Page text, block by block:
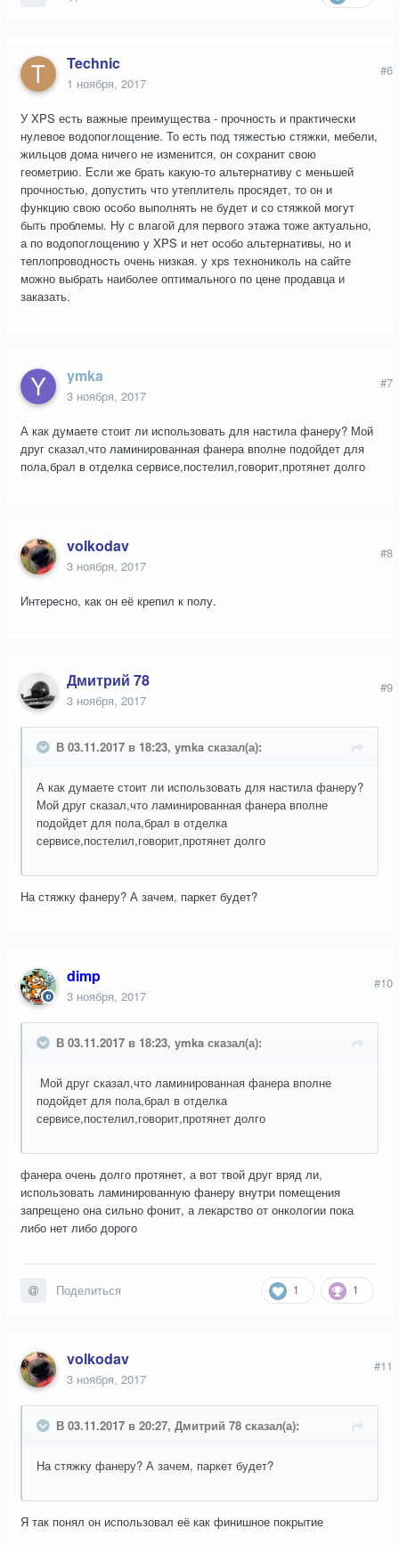
Technic
1 ноября, 2017
#6
У XPS есть важные преимущества - прочность и практически
нулевое водопоглощение. То есть под тяжестью стяжки, мебели,
жильцов дома ничего не изменится, он сохранит свою
геометрию. Если же брать какую-то альтернативу с меньшей
прочностью, допустить что утеплитель просядет, то он и
функцию свою особо выполнять не будет и со стяжкой могут
быть проблемы. Ну с влагой для первого этажа тоже актуально,
а по водопоглощению у XPS и нет особо альтернативы, но и
теплопроводность очень низкая. у xps технониколь на сайте
можно выбрать наиболее оптимального по цене продавца и
заказать.
ymka
3 ноября, 2017
#7
А как думаете стоит ли использовать для настила фанеру? Мой
друг сказал,что ламинированная фанера вполне подойдет для
пола,брал в отделка сервисе,постелил,говорит,протянет долго
volkodav
3 ноября, 2017
#8
Интересно, как он её крепил к полу.
Дмитрий 78
3 ноября, 2017
#9
В 03.11.2017 в 18:23, ymka сказал(а):
А как думаете стоит ли использовать для настила фанеру?
Мой друг сказал,что ламинированная фанера вполне
подойдет для пола,брал в отделка
сервисе,постелил,говорит,протянет долго
На стяжку фанеру? А зачем, паркет будет?
dimp
3 ноября, 2017
#10
В 03.11.2017 в 18:23, ymka сказал(а):
Мой друг сказал,что ламинированная фанера вполне
подойдет для пола,брал в отделка
сервисе,постелил,говорит,протянет долго
фанера очень долго протянет, а вот твой друг вряд ли,
использовать ламинированную фанеру внутри помещения
запрещено она сильно фонит, а лекарство от онкологии пока
либо нет либо дорого
1 1
Поделиться
volkodav
3 ноября, 2017
#11
В 03.11.2017 в 20:27, Дмитрий 78 сказал(а):
На стяжку фанеру? А зачем, паркет будет?
Я так понял он использовал её как финишное покрытие